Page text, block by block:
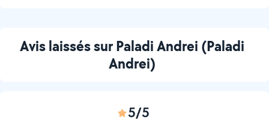
Avis laissés sur Paladi Andrei (Paladi
Andrei)
5/5